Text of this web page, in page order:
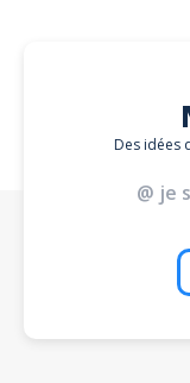
Des idées